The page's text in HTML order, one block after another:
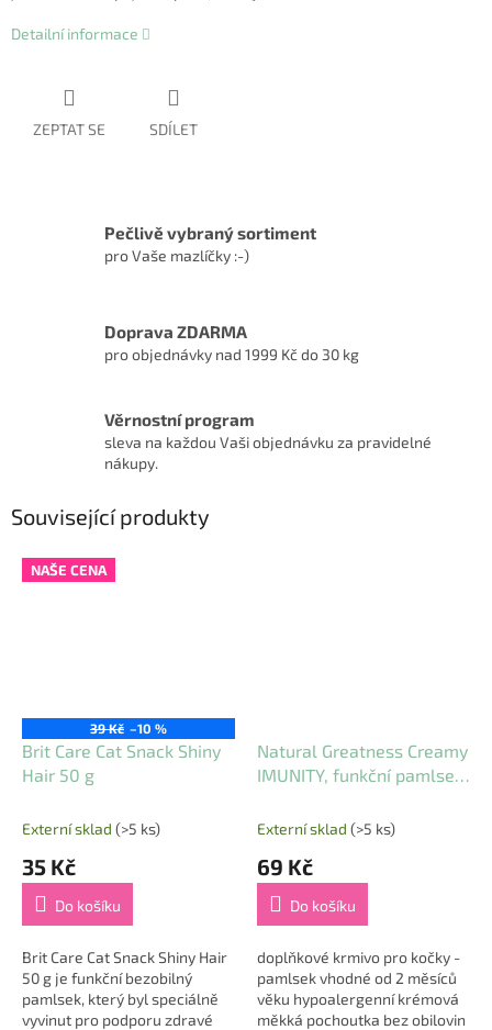
Detailní informace
ZEPTAT SE SDÍLET
Pečlivě vybraný sortiment
pro Vaše mazlíčky :-)
Doprava ZDARMA
pro objednávky nad 1999 Kč do 30 kg
Věrnostní program
sleva na každou Vaši objednávku za pravidelné
nákupy.
Související produkty
NAŠE CENA
39 Kč –10 %
Brit Care Cat Snack Shiny
Hair 50 g
Externí sklad (>5 ks)
35 Kč
Do košíku
Brit Care Cat Snack Shiny Hair
50 g je funkční bezobilný
pamlsek, který byl speciálně
vyvinut pro podporu zdravé
Natural Greatness Creamy
IMUNITY, funkční pamlsek
g
Externí sklad (>5 ks)
69 Kč
Do košíku
doplňkové krmivo pro kočky -
pamlsek vhodné od 2 měsíců
věku hypoalergenní krémová
měkká pochoutka bez obilovin